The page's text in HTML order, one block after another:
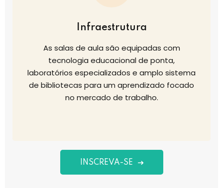
Infraestrutura
As salas de aula são equipadas com
tecnologia educacional de ponta,
laboratórios especializados e amplo sistema
de bibliotecas para um aprendizado focado
no mercado de trabalho.
INSCREVA-SE